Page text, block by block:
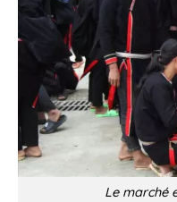
Le marché